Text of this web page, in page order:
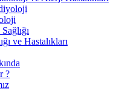
ve Hastalıkları
?